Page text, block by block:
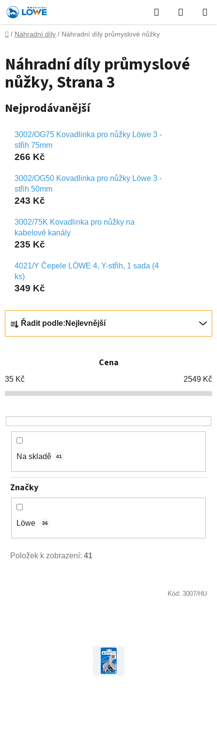
Přejít
na
obsah
Hledat
KOŠÍK
Domů
/ Náhradní díly / Náhradní díly průmyslové nůžky
Náhradní díly průmyslové
nůžky, Strana 3
Nejprodávanější
3002/OG75 Kovadlinka pro nůžky Löwe 3 -
střih 75mm
266 Kč
3002/OG50 Kovadlinka pro nůžky Löwe 3 -
střih 50mm
243 Kč
3002/75K Kovadlinka pro nůžky na
kabelové kanály
235 Kč
4021/Y Čepele LÖWE 4, Y-střih, 1 sada (4
ks)
349 Kč
Ř
z
í
p
o
d
ů
Řadit podle: Nejlevnější
Cena
35 Kč 2549 Kč
Na skladě 41
Značky
Lӧwe 36
Položek k zobrazení: 41
Kód: 3007/HU